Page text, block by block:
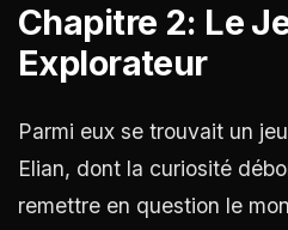
Chapitre 2: Le
Explorateur
Parmi eux se trouvait un
Elian, dont la curiosité
remettre en question le